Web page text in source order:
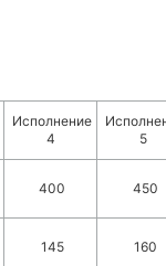
Исполнение
4
5
400 450
145 160